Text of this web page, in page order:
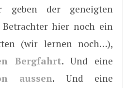
der geneigten
hier noch ein
(wir lernen noch…),
Bergfahrt. Und eine
aussen. Und eine